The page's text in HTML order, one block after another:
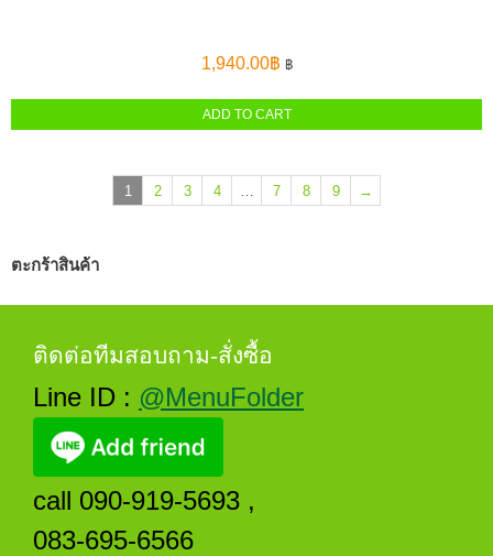
1,940.00฿ ฿
ADD TO CART
1 2 3 4 7 8 9 →
ตะกร้าสินค้า
ติดต่อทีมสอบถาม-สั่งซื้อ
Line ID : @MenuFolder
call 090-919-5693 ,
083-695-6566